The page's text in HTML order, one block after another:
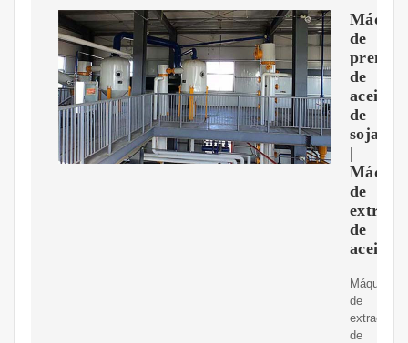
de
prensa
de
aceite
de
soja
|
de
de
aceite
Máquina
de
extracción
de